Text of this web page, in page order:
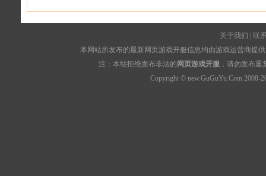
关于我们
联
本网站所发布的最新网页游戏开服信息均由游戏运营商提
注：本站拒绝发布非法的 网页游戏开服 ，请勿发布重
Copyright © new.GuGuYu.Com 2008-